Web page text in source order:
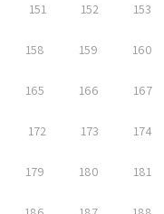
151 152 153
158 159 160
165 166 167
172 173 174
179 180 181